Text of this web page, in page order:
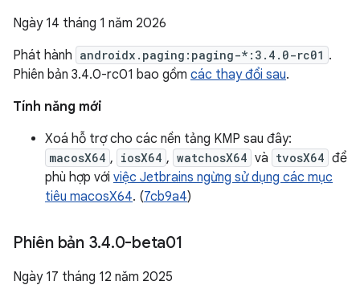
Ngày 14 tháng 1 năm 2026
Phát hành androidx.paging:paging-*:3.4.0-rc01 .
Phiên bản 3.4.0-rc01 bao gồm các thay đổi sau.
Tính năng mới
Xoá hỗ trợ cho các nền tảng KMP sau đây:
macosX64 , iosX64 , watchosX64 và tvosX64 để
phù hợp với việc Jetbrains ngừng sử dụng các mục
tiêu macosX64. (7cb9a4)
Phiên bản 3.4.0-beta01
Ngày 17 tháng 12 năm 2025